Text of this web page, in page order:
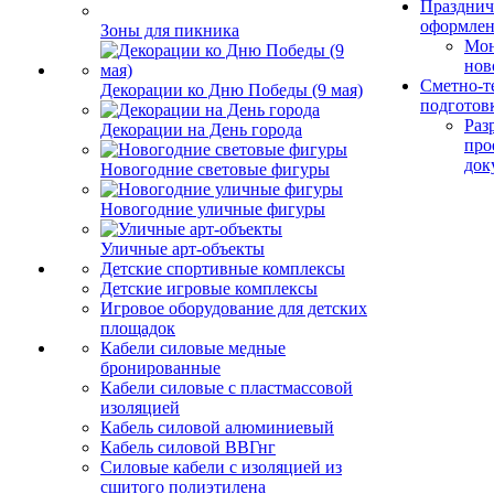
Зоны для пикника
Декорации ко Дню Победы (9 мая)
Декорации на День города
Новогодние световые фигуры
Новогодние уличные фигуры
Уличные арт-объекты
Детские спортивные комплексы
Детские игровые комплексы
Игровое оборудование для детских
площадок
Кабели силовые медные
бронированные
Кабели силовые с пластмассовой
изоляцией
Кабель силовой алюминиевый
Кабель силовой ВВГнг
Силовые кабели с изоляцией из
сшитого полиэтилена
Сметно-